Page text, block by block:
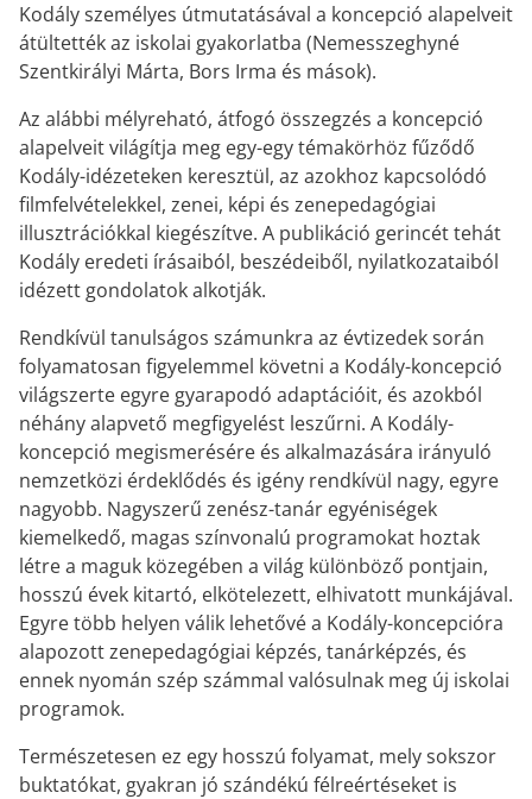
Kodály személyes útmutatásával a koncepció alapelveit
átültették az iskolai gyakorlatba (Nemesszeghyné
Szentkirályi Márta, Bors Irma és mások).
Az alábbi mélyreható, átfogó összegzés a koncepció
alapelveit világítja meg egy-egy témakörhöz fűződő
Kodály-idézeteken keresztül, az azokhoz kapcsolódó
filmfelvételekkel, zenei, képi és zenepedagógiai
illusztrációkkal kiegészítve. A publikáció gerincét tehát
Kodály eredeti írásaiból, beszédeiből, nyilatkozataiból
idézett gondolatok alkotják.
Rendkívül tanulságos számunkra az évtizedek során
folyamatosan figyelemmel követni a Kodály-koncepció
világszerte egyre gyarapodó adaptációit, és azokból
néhány alapvető megfigyelést leszűrni. A Kodály-
koncepció megismerésére és alkalmazására irányuló
nemzetközi érdeklődés és igény rendkívül nagy, egyre
nagyobb. Nagyszerű zenész-tanár egyéniségek
kiemelkedő, magas színvonalú programokat hoztak
létre a maguk közegében a világ különböző pontjain,
hosszú évek kitartó, elkötelezett, elhivatott munkájával.
Egyre több helyen válik lehetővé a Kodály-koncepcióra
alapozott zenepedagógiai képzés, tanárképzés, és
ennek nyomán szép számmal valósulnak meg új iskolai
programok.
Természetesen ez egy hosszú folyamat, mely sokszor
buktatókat, gyakran jó szándékú félreértéseket is